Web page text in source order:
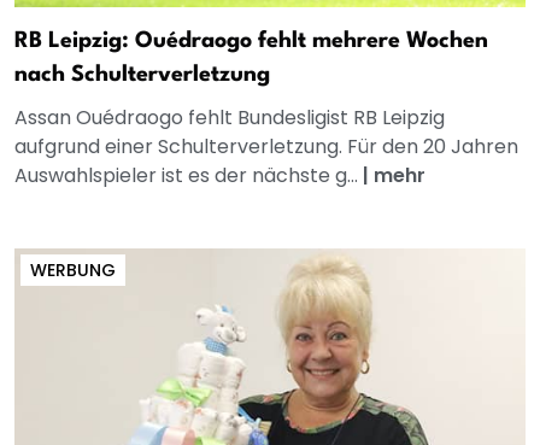
RB Leipzig: Ouédraogo fehlt mehrere Wochen
nach Schulterverletzung
Assan Ouédraogo fehlt Bundesligist RB Leipzig
aufgrund einer Schulterverletzung. Für den 20 Jahren
Auswahlspieler ist es der nächste g... | mehr
WERBUNG